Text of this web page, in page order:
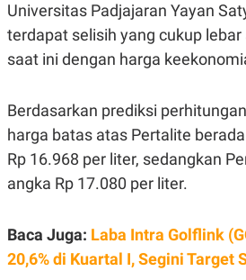
A
D
M
L
E
A
E
D
A
N
G
G
A
N
C
I
N
R
E
M
I
T
Universitas Padjajaran Yayan
terdapat selisih yang cukup
saat ini dengan harga
Berdasarkan prediksi
harga batas atas Pertalite
Rp 16.968 per liter, sedangkan
angka Rp 17.080 per liter.
Baca Juga: Laba Intra Golflink
20,6% di Kuartal I, Segini Target